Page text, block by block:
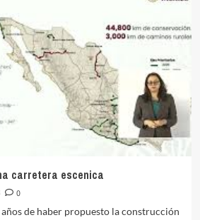
carretera escenica
0
años de haber propuesto la construcción